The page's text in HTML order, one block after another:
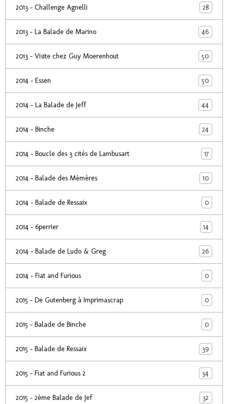
2013 - Challenge Agnelli 28
2013 - La Balade de Marino 46
2013 - Visite chez Guy Moerenhout 50
2014 - Essen 50
2014 - La Balade de Jeff 44
2014 - Binche 24
2014 - Boucle des 3 cités de Lambusart 17
2014 - Balade des Mèmères 10
2014 - Balade de Ressaix 0
2014 - 6perrier 14
2014 - Balade de Ludo & Greg 26
2014 - Fiat and Furious 0
2015 - De Gutenberg à Imprimascrap 0
2015 - Balade de Binche 0
2015 - Balade de Ressaix 39
2015 - Fiat and Furious 2 34
2015 - 2ème Balade de Jef 32